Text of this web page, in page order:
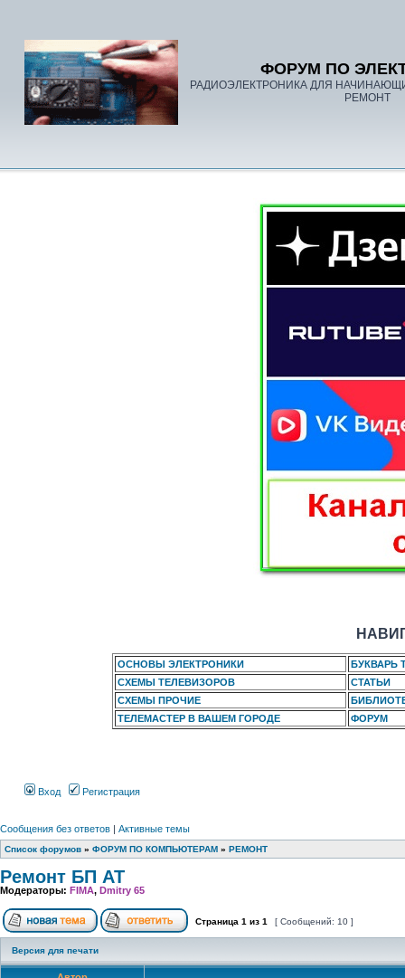
ФОРУМ ПО
РАДИОЭЛЕКТРОНИКА ДЛЯ
РЕМОНТ
ОСНОВЫ ЭЛЕКТРОНИКИ
БУКВАРЬ
СХЕМЫ ТЕЛЕВИЗОРОВ
СТАТЬИ
СХЕМЫ ПРОЧИЕ
ТЕЛЕМАСТЕР В ВАШЕМ ГОРОДЕ
ФОРУМ
Вход Регистрация
Сообщения без ответов | Активные темы
Список форумов » ФОРУМ ПО КОМПЬЮТЕРАМ » РЕМОНТ
Ремонт БП АТ
Модераторы: FIMA, Dmitry 65
Страница 1 из 1 [ Сообщений: 10 ]
Версия для печати